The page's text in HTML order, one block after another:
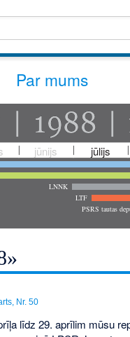
Par mums
jūnijs jūlijs
LNNK
LTF
PSRS tautas
Nr. 50
līdz 29. aprīlim mūsu